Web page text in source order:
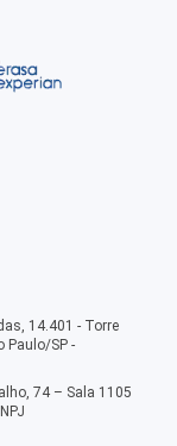
14.401 - Torre
Paulo/SP -
74 – Sala 1105